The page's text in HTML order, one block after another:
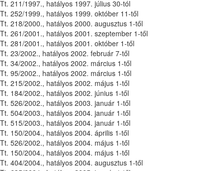
Tt. 211/1997., hatályos 1997. július 30-tól
Tt. 252/1999., hatályos 1999. október 11-től
Tt. 218/2000., hatályos 2000. augusztus 1-től
Tt. 261/2001., hatályos 2001. szeptember 1-től
Tt. 281/2001., hatályos 2001. október 1-től
Tt. 23/2002., hatályos 2002. február 7-től
Tt. 34/2002., hatályos 2002. március 1-től
Tt. 95/2002., hatályos 2002. március 1-től
Tt. 215/2002., hatályos 2002. május 1-től
Tt. 184/2002., hatályos 2002. június 1-től
Tt. 526/2002., hatályos 2003. január 1-től
Tt. 504/2003., hatályos 2004. január 1-től
Tt. 515/2003., hatályos 2004. január 1-től
Tt. 150/2004., hatályos 2004. április 1-től
Tt. 526/2002., hatályos 2004. május 1-től
Tt. 150/2004., hatályos 2004. május 1-től
Tt. 404/2004., hatályos 2004. augusztus 1-től